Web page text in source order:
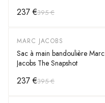
237 €395 €
-40%
MARC JACOBS
Sac à main bandoulière Marc
Jacobs The Snapshot
237 €395 €